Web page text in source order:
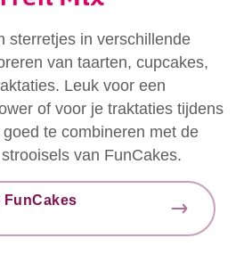
sterretjes in verschillende
van taarten, cupcakes,
Leuk voor een
of voor je traktaties tijdens
te combineren met de
van FunCakes.